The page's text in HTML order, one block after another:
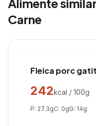
Alimente
Carne
Fleica porc
242kcal / 100g
P: 27.3gC: 0gG: 14g